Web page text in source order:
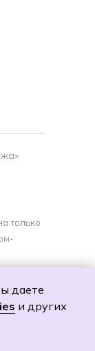
только
данных
даете
и других